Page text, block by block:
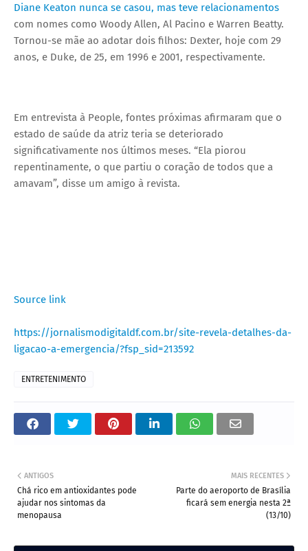
Diane Keaton nunca se casou, mas teve relacionamentos
com nomes como Woody Allen, Al Pacino e Warren Beatty.
Tornou-se mãe ao adotar dois filhos: Dexter, hoje com 29
anos, e Duke, de 25, em 1996 e 2001, respectivamente.
Em entrevista à People, fontes próximas afirmaram que o
estado de saúde da atriz teria se deteriorado
significativamente nos últimos meses. “Ela piorou
repentinamente, o que partiu o coração de todos que a
amavam”, disse um amigo à revista.
Source link
https://jornalismodigitaldf.com.br/site-revela-detalhes-da-
ligacao-a-emergencia/?fsp_sid=213592
ENTRETENIMENTO
MAIS RECENTES
Parte do aeroporto de Brasília
ficará sem energia nesta 2ª
(13/10)
ANTIGOS
Chá rico em antioxidantes pode
ajudar nos sintomas da
menopausa